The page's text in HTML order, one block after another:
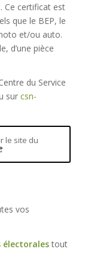
. Ce certificat est
que le BEP, le
et/ou auto.
d’une pièce
du Service
sur csn-
le site du
vos
électoralestout